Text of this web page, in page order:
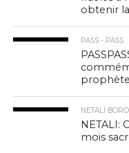
obtenir
PASS - PASS
NETALI
NETALI:
mois